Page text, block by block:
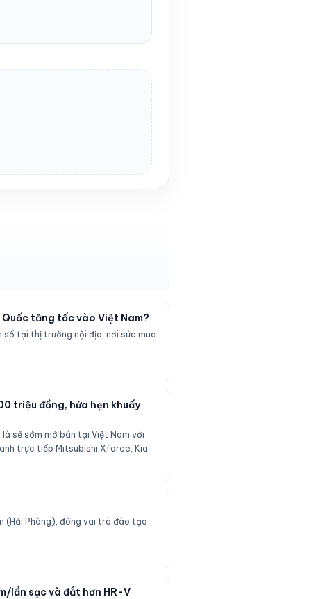
tăng tốc vào Việt Nam?
tại thị trường nội địa, nơi sức mua
triệu đồng, hứa hẹn khuấy
sẽ sớm mở bán tại Việt Nam với
trực tiếp Mitsubishi Xforce, Kia
(Hải Phòng), đóng vai trò đào tạo
lần sạc và đắt hơn HR-V